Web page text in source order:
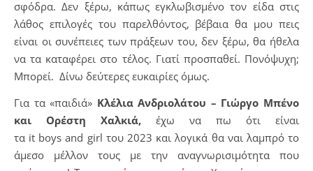
σφόδρα. Δεν ξέρω, κάπως εγκλωβισμένο τον είδα στις
λάθος επιλογές του παρελθόντος, βέβαια θα μου πεις
είναι οι συνέπειες των πράξεων του, δεν ξέρω, θα ήθελα
να τα καταφέρει στο τέλος. Γιατί προσπαθεί. Πονόψυχη;
Μπορεί. Δίνω δεύτερες ευκαιρίες όμως.
Για τα «παιδιά» Κλέλια Ανδριολάτου – Γιώργο Μπένο
και Ορέστη Χαλκιά, έχω να πω ότι είναι
τα it boys and girl του 2023 και λογικά θα ναι λαμπρό το
άμεσο μέλλον τους με την αναγνωρισιμότητα που